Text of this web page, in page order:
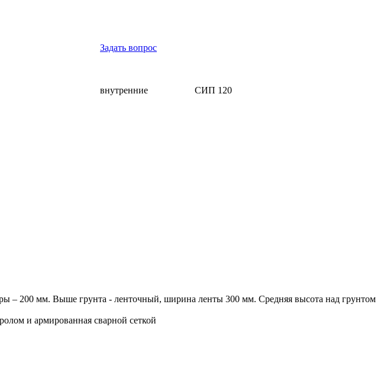
Задать вопрос
внутренние
СИП 120
– 200 мм. Выше грунта - ленточный, ширина ленты 300 мм. Средняя высота над грунтом
и армированная сварной сеткой